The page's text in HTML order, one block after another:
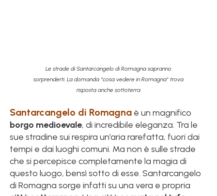
Le strade di Santarcangelo di Romagna sapranno
sorprenderti. La domanda “cosa vedere in Romagna” trova
risposta anche sottoterra
Santarcangelo di Romagna è un magnifico
borgo medioevale, di incredibile eleganza. Tra le
sue stradine sui respira un’aria rarefatta, fuori dai
tempi e dai luoghi comuni. Ma non è sulle strade
che si percepisce completamente la magia di
questo luogo, bensì sotto di esse. Santarcangelo
di Romagna sorge infatti su una vera e propria